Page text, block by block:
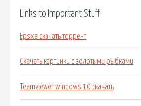
Links to Important Stuff
Epsxe скачать торрент
Скачать картинки с золотыми рыбками
Teamviewer windows 10 скачать